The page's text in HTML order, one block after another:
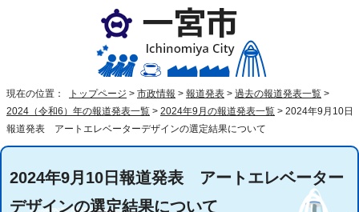
現在の位置： トップページ > 市政情報 > 報道発表 > 過去の報道発表一覧 >
2024（令和6）年の報道発表一覧 > 2024年9月の報道発表一覧 > 2024年9月10日
報道発表 アートエレベーターデザインの選定結果について
2024年9月10日報道発表 アートエレベーター
デザインの選定結果について